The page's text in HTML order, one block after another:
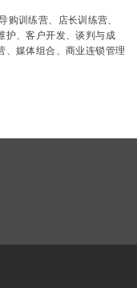
购训练营、店长训练营、
护、客户开发、谈判与成
、媒体组合、商业连锁管理